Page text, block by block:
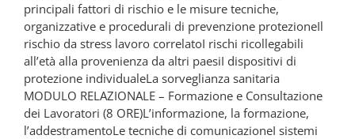
principali fattori di rischio e le misure tecniche,
organizzative e procedurali di prevenzione protezioneIl
rischio da stress lavoro correlatoI rischi ricollegabili
all’età alla provenienza da altri paesiI dispositivi di
protezione individualeLa sorveglianza sanitaria
MODULO RELAZIONALE – Formazione e Consultazione
dei Lavoratori (8 ORE)L’informazione, la formazione,
l’addestramentoLe tecniche di comunicazioneI sistemi